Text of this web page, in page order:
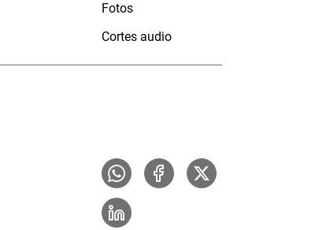
Fotos
Cortes audio